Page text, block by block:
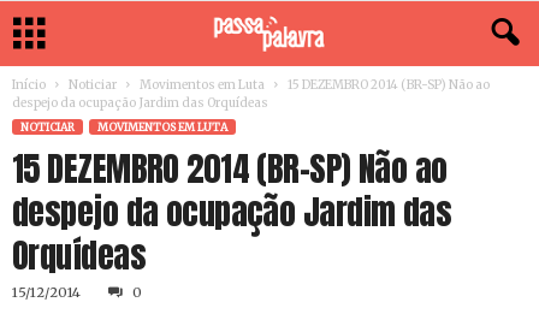
Início Noticiar Movimentos em Luta
15 DEZEMBRO 2014 (BR-SP) Não ao
despejo da ocupação Jardim das Orquídeas
NOTICIAR MOVIMENTOS EM LUTA
15 DEZEMBRO 2014 (BR-SP) Não ao
despejo da ocupação Jardim das
Orquídeas
15/12/2014 0